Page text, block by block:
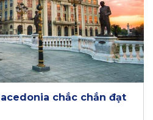
chắc chắn đạt